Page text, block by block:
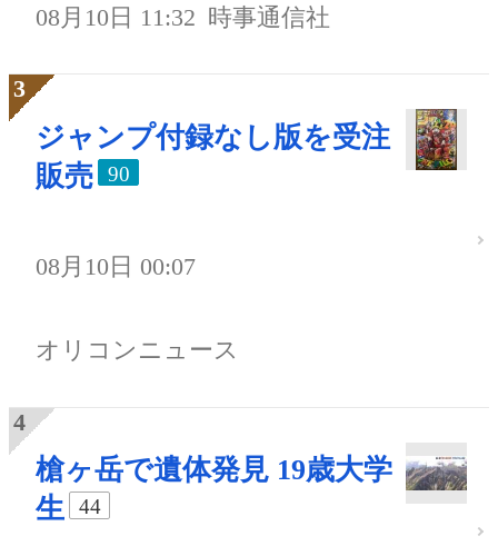
08月10日 11:32 時事通信社
ジャンプ付録なし版を受注
販売
90
08月10日 00:07
オリコンニュース
槍ヶ岳で遺体発見 19歳大学
生
44